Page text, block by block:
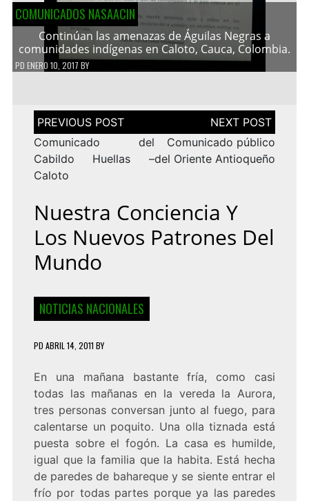
COMUNICADOS NASAACIN
Continúan las amenazas de Águilas Negras a
comunidades indígenas en Caloto, Cauca, Colombia.
PD ENERO 10, 2017 BY
Navegación
de
entradas
Comunicado del
Cabildo Huellas –
Caloto
Comunicado público
del Oriente Antioqueño
Nuestra Conciencia Y
Los Nuevos Patrones Del
Mundo
NOTICIAS NACIONALES
PD ABRIL 14, 2011 BY
En una mañana bastante fría, como casi
todas las mañanas en la vereda la Aurora,
tres personas conversan junto al fuego, para
calentarse un poquito. Una olla tiznada está
puesta sobre el fogón. La casa es humilde,
igual que la familia que la habita. Está hecha
de paredes de bahareque y se siente entrar el
frío por todas partes porque ya las paredes